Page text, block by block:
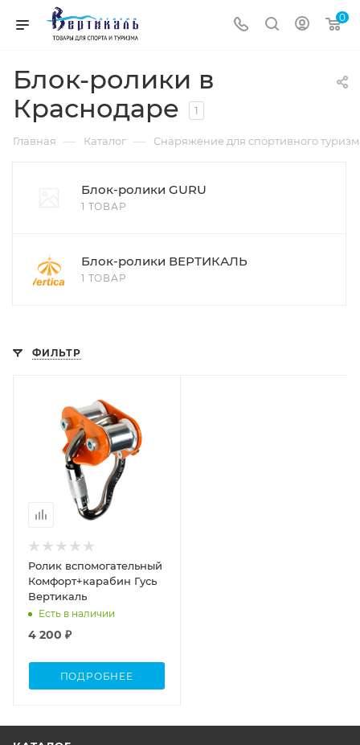
0
Блок-ролики в
Краснодаре
1
Главная — Каталог — Снаряжение для спортивного
Блок-ролики GURU
1 ТОВАР
Блок-ролики ВЕРТИКАЛЬ
1 ТОВАР
ФИЛЬТР
Ролик вспомогательный
Комфорт+карабин Гусь
Вертикаль
Есть в наличии
4 200 ₽
ПОДРОБНЕЕ